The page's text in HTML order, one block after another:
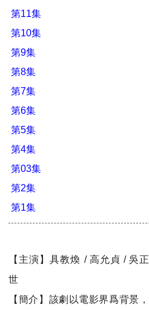
第11集
第10集
第9集
第8集
第7集
第6集
第5集
第4集
第03集
第2集
第1集
【主演】具教煥 / 高允貞 / 吳正
世
【簡介】該劇以電影界爲背景，